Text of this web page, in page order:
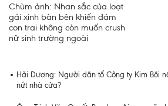
Chùm ảnh: Nhan sắc của loạt
gái xinh bàn bên khiến đám
con trai không còn muốn crush
nữ sinh trường ngoài
Hải Dương: Người dân tố Công ty Kim Bôi
nứt nhà cửa?